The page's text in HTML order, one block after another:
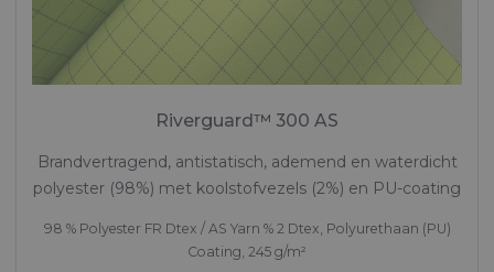
Riverguard™ 300 AS
Brandvertragend, antistatisch, ademend en waterdicht
polyester (98%) met koolstofvezels (2%) en PU-coating
98 % Polyester FR Dtex / AS Yarn % 2 Dtex, Polyurethaan (PU)
Coating, 245 g/m²